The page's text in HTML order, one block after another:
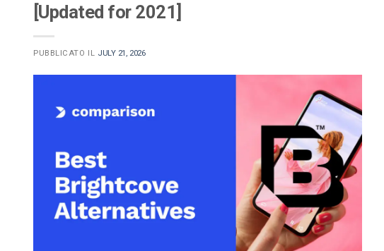
[Updated for 2021]
PUBBLICATO IL JULY 21, 2026